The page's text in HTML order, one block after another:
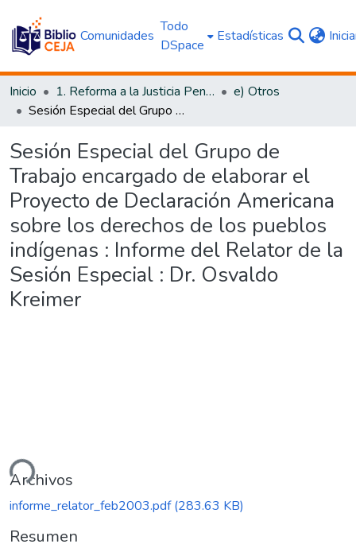
Comunidades
Todo
DSpace
Estadísticas
Inicio 1. Reforma a la Justicia Penal
e) Otros
Sesión Especial del Grupo de Trabajo encargado de elaborar el Proyecto de Declaración Americana sobre los derechos de los pueblos indígenas : Informe del Relator de la Sesión Especial : Dr. Osvaldo Kreimer
Sesión Especial del Grupo de
Trabajo encargado de elaborar el
Proyecto de Declaración Americana
sobre los derechos de los pueblos
indígenas : Informe del Relator de la
Sesión Especial : Dr. Osvaldo
Kreimer
Archivos
informe_relator_feb2003.pdf(283.63 KB)
Resumen